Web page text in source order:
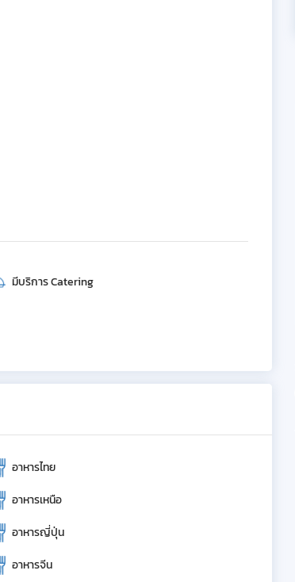
มีบริการ Catering
อาหารไทย
อาหารเหนือ
อาหารญี่ปุ่น
อาหารจีน